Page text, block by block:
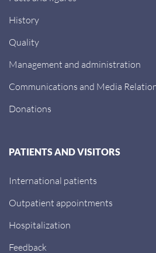
History
Quality
Management and administration
Communications and Media
Donations
PATIENTS AND VISITORS
International patients
Outpatient appointments
Hospitalization
Feedback